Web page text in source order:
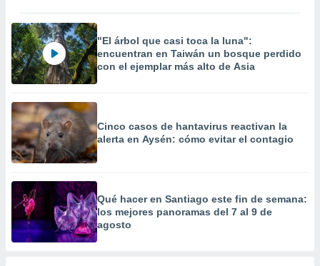
"El árbol que casi toca la luna":
encuentran en Taiwán un bosque perdido
con el ejemplar más alto de Asia
Cinco casos de hantavirus reactivan la
alerta en Aysén: cómo evitar el contagio
Qué hacer en Santiago este fin de semana:
los mejores panoramas del 7 al 9 de
agosto